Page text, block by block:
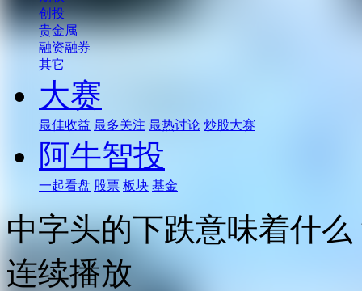
创投
贵金属
融资融券
其它
大赛
最佳收益 最多关注 最热讨论 炒股大赛
阿牛智投
一起看盘 股票 板块 基金
中字头的下跌意味着什么
连续播放